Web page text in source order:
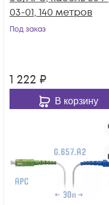
03-01, 140 метров
Под заказ
1 222 ₽
В корзину